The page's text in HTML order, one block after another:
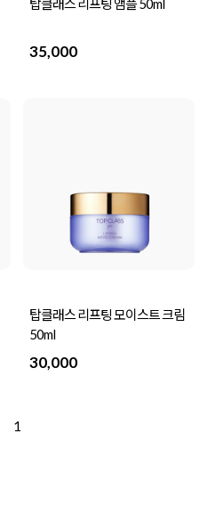
35,000
탑클래스 리프팅 모이스트 크림
50ml
30,000
1